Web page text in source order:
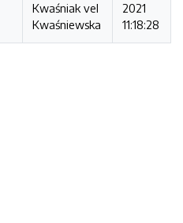
Kwaśniak vel
Kwaśniewska
2021
11:18:28